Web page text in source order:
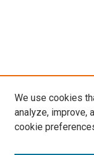
We use cookies
analyze, improve,
cookie